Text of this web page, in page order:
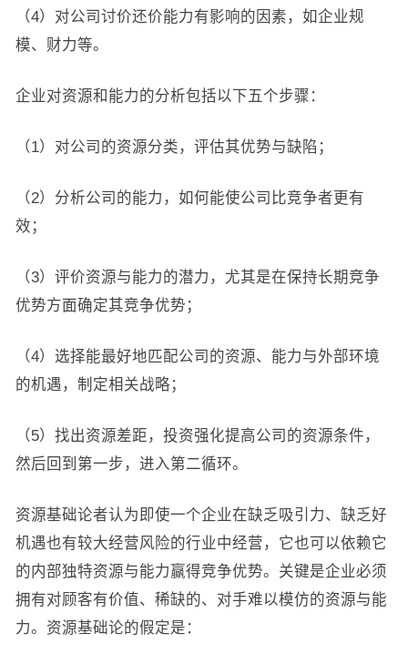
（4）对公司讨价还价能力有影响的因素，如企业规
模、财力等。
企业对资源和能力的分析包括以下五个步骤：
（1）对公司的资源分类，评估其优势与缺陷；
（2）分析公司的能力，如何能使公司比竞争者更有
效；
（3）评价资源与能力的潜力，尤其是在保持长期竞争
优势方面确定其竞争优势；
（4）选择能最好地匹配公司的资源、能力与外部环境
的机遇，制定相关战略；
（5）找出资源差距，投资强化提高公司的资源条件，
然后回到第一步，进入第二循环。
资源基础论者认为即使一个企业在缺乏吸引力、缺乏好
机遇也有较大经营风险的行业中经营，它也可以依赖它
的内部独特资源与能力赢得竞争优势。关键是企业必须
拥有对顾客有价值、稀缺的、对手难以模仿的资源与能
力。资源基础论的假定是：